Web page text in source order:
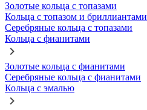
Золотые кольца с топазами
Кольца с топазом и бриллиантами
Серебряные кольца с топазами
Кольца с фианитами
Золотые кольца с фианитами
Серебряные кольца с фианитами
Кольца с эмалью